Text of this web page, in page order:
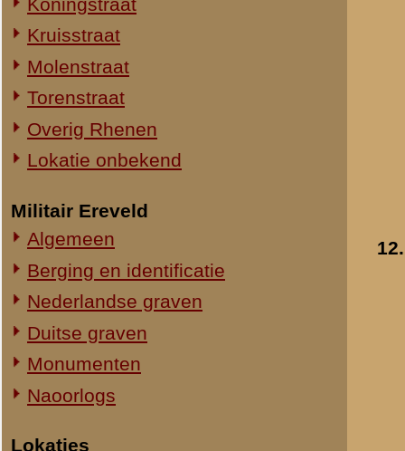
Naoorlogs
Lokaties
Straatweg Rhenen-Wageningen
Omgeving bij de Grebbesluis
Stellingen
Spoorbrug over de Rijn
Het Viaduct en omgeving
Ouwehand's Dierenpark
Actuele situatie objecten
Legeronderdelen
Staf I-8 R.I.
1-I-8 R.I.
Mitrailleurcompagnie I-8 R.I.
Staf II-8 R.I.
2-II-8 R.I.
Staf III-8 R.I.